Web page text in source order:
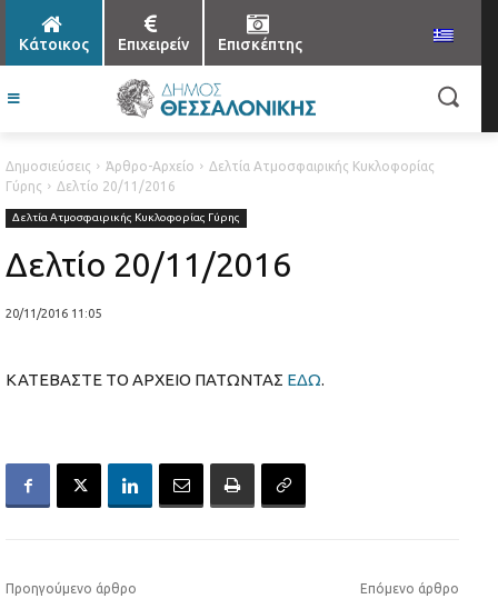
Κάτοικος Επιχειρείν Επισκέπτης
Δημοσιεύσεις Άρθρο-Αρχείο
Δελτία Ατμοσφαιρικής Κυκλοφορίας
Γύρης
Δελτίο 20/11/2016
Δελτία Ατμοσφαιρικής Κυκλοφορίας Γύρης
Δελτίο 20/11/2016
20/11/2016 11:05
ΚΑΤΕΒΑΣΤΕ ΤΟ ΑΡΧΕΙΟ ΠΑΤΩΝΤΑΣ ΕΔΩ.
Προηγούμενο άρθρο Επόμενο άρθρο